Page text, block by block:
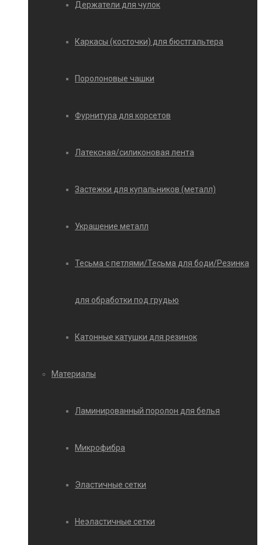
Держатели для чулок
Каркасы (косточки) для бюстгальтера
Поролоновые чашки
Фурнитура для корсетов
Латексная/силиконовая лента
Застежки для купальников (металл)
Украшение металл
Тесьма с петлями/Тесьма для боди/Резинка
для обработки под грудью
Катонные катушки для резинок
Материалы
Ламинированный поролон для белья
Микрофибра
Эластичные сетки
Неэластичные сетки